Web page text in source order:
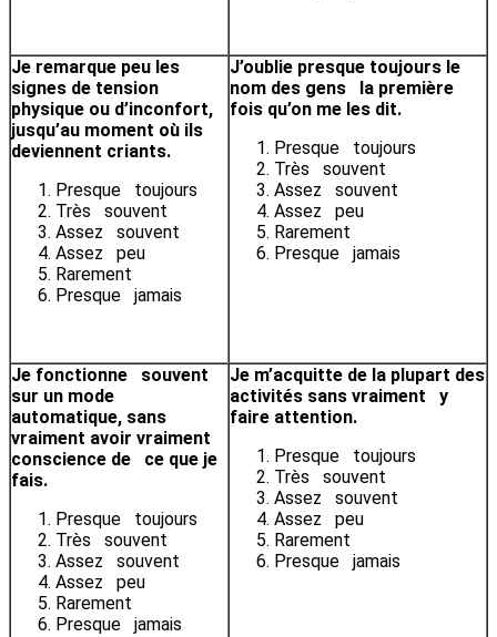
Je remarque peu les
signes de tension
physique ou d’inconfort,
jusqu’au moment où ils
deviennent criants.
Presque toujours
Très souvent
Assez souvent
Assez peu
Rarement
Presque jamais
J’oublie presque toujours le
nom des gens la première
fois qu’on me les dit.
Presque toujours
Très souvent
Assez souvent
Assez peu
Rarement
Presque jamais
Je fonctionne souvent
sur un mode
automatique, sans
vraiment avoir vraiment
conscience de ce que je
fais.
Presque toujours
Très souvent
Assez souvent
Assez peu
Rarement
Presque jamais
Je m’acquitte de la plupart des
activités sans vraiment y
faire attention.
Presque toujours
Très souvent
Assez souvent
Assez peu
Rarement
Presque jamais